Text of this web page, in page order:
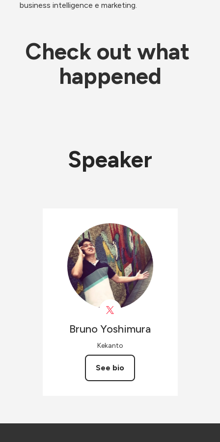
business intelligence e marketing.
Check out what
happened
Speaker
Bruno Yoshimura
Kekanto
See bio